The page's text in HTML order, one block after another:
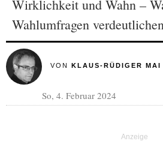
Wirklichkeit und Wahn –
Wahlumfragen
VON KLAUS-RÜDIGER MAI
So, 4. Februar 2024